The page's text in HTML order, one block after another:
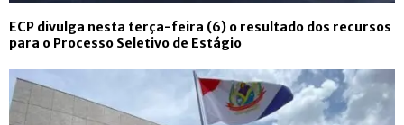
ECP divulga nesta terça-feira (6) o resultado dos recursos
para o Processo Seletivo de Estágio